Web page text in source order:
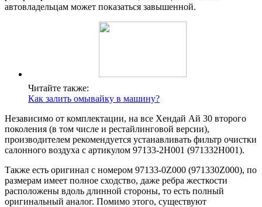
автовладельцам может показаться завышенной.
Читайте также:
Как залить омывайку в машину?
Независимо от комплектации, на все Хендай Ай 30 второго
поколения (в том числе и рестайлинговой версии),
производителем рекомендуется устанавливать фильтр очистки
салонного воздуха с артикулом 97133-2H001 (971332H001).
Также есть оригинал с номером 97133-0Z000 (971330Z000), по
размерам имеет полное сходство, даже ребра жесткости
расположены вдоль длинной стороны, то есть полный
оригинальный аналог. Помимо этого, существуют